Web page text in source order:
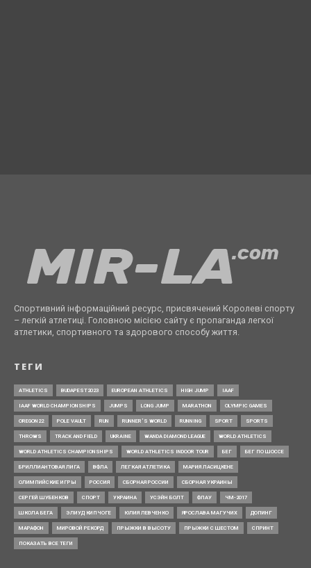
Спортивний інформаційний ресурс, присвячений Королеві спорту
– легкій атлетиці. Головною місією сайту є пропаганда легкої
атлетики, спортивного та здорового способу життя.
ТЕГИ
ATHLETICS BUDAPEST2023 EUROPEAN ATHLETICS HIGH JUMP IAAF
IAAF WORLD CHAMPIONSHIPS JUMPS LONG JUMP MARATHON OLYMPIC GAMES
OREGON22 POLE VAULT RUN RUNNER’S WORLD RUNNING SPORT SPORTS
THROWS TRACK AND FIELD UKRAINE WANDA DIAMOND LEAGUE WORLD ATHLETICS
WORLD ATHLETICS CHAMPIONSHIPS WORLD ATHLETICS INDOOR TOUR БЕГ БЕГ ПО ШОССЕ
БРИЛЛИАНТОВАЯ ЛИГА ВФЛА ЛЕГКАЯ АТЛЕТИКА МАРИЯ ЛАСИЦКЕНЕ
ОЛИМПИЙСКИЕ ИГРЫ РОССИЯ СБОРНАЯ РОССИИ СБОРНАЯ УКРАИНЫ
СЕРГЕЙ ШУБЕНКОВ СПОРТ УКРАИНА УСЭЙН БОЛТ ФЛАУ ЧМ-2017
ШКОЛА БЕГА ЭЛИУД КИПЧОГЕ ЮЛИЯ ЛЕВЧЕНКО ЯРОСЛАВА МАГУЧИХ ДОПИНГ
МАРАФОН МИРОВОЙ РЕКОРД ПРЫЖКИ В ВЫСОТУ ПРЫЖКИ С ШЕСТОМ СПРИНТ
ПОКАЗАТЬ ВСЕ ТЕГИ